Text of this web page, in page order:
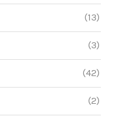
(13)
(3)
(42)
(2)